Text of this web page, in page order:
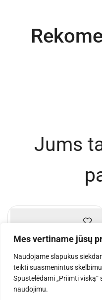
Mes vertiname jūsų
Naudojame slapukus
teikti suasmenintus
Spustelėdami „Priimti
naudojimu.
Jums